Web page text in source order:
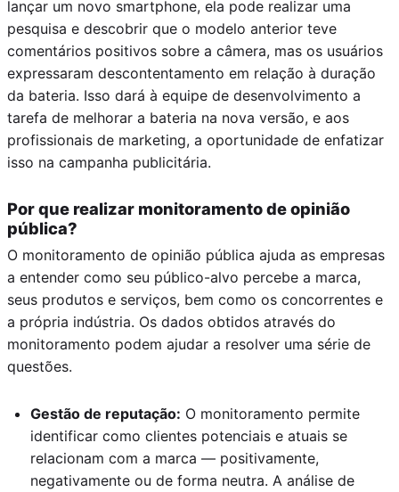
lançar um novo smartphone, ela pode realizar uma
pesquisa e descobrir que o modelo anterior teve
comentários positivos sobre a câmera, mas os usuários
expressaram descontentamento em relação à duração
da bateria. Isso dará à equipe de desenvolvimento a
tarefa de melhorar a bateria na nova versão, e aos
profissionais de marketing, a oportunidade de enfatizar
isso na campanha publicitária.
Por que realizar monitoramento de opinião
pública?
O monitoramento de opinião pública ajuda as empresas
a entender como seu público-alvo percebe a marca,
seus produtos e serviços, bem como os concorrentes e
a própria indústria. Os dados obtidos através do
monitoramento podem ajudar a resolver uma série de
questões.
Gestão de reputação: O monitoramento permite
identificar como clientes potenciais e atuais se
relacionam com a marca — positivamente,
negativamente ou de forma neutra. A análise de